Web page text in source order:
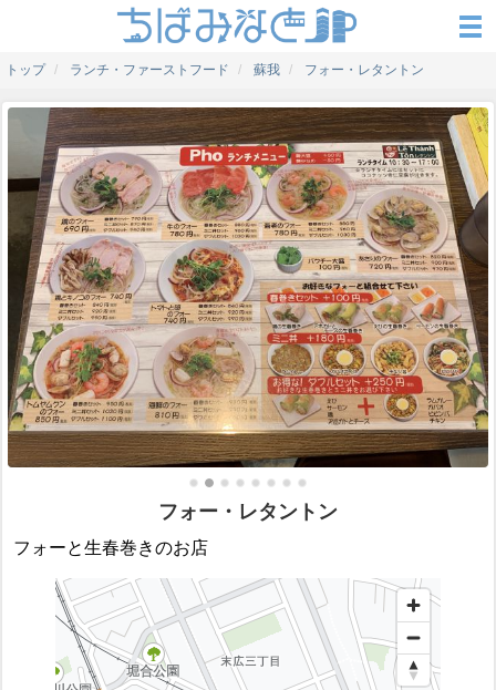
トップ ランチ・ファーストフード 蘇我 フォー・レタントン
フォー・レタントン
フォーと生春巻きのお店